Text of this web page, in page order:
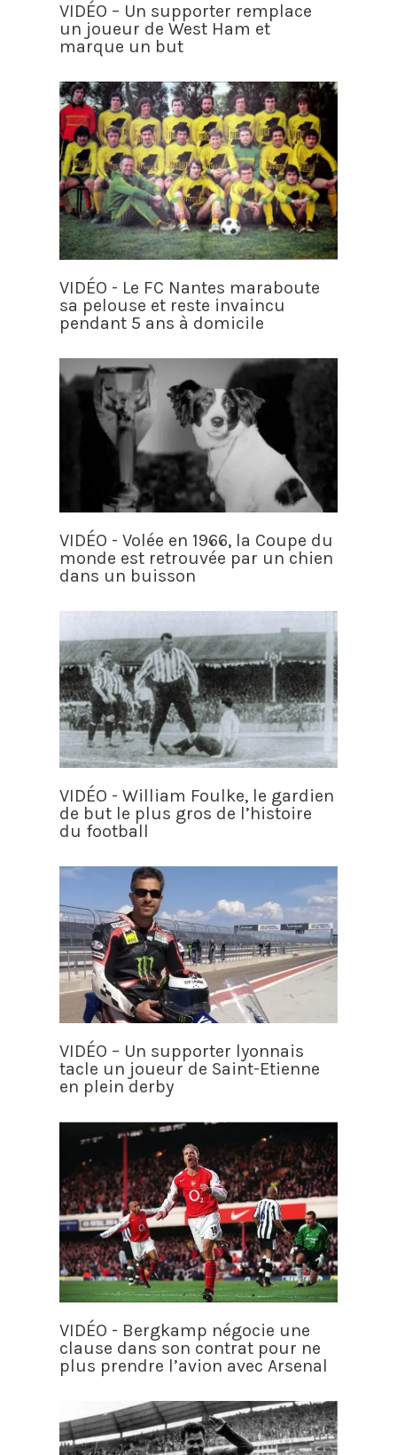
VIDÉO – Un supporter remplace
un joueur de West Ham et
marque un but
VIDÉO - Le FC Nantes maraboute
sa pelouse et reste invaincu
pendant 5 ans à domicile
VIDÉO - Volée en 1966, la Coupe du
monde est retrouvée par un chien
dans un buisson
VIDÉO - William Foulke, le gardien
de but le plus gros de l’histoire
du football
VIDÉO – Un supporter lyonnais
tacle un joueur de Saint-Etienne
en plein derby
VIDÉO - Bergkamp négocie une
clause dans son contrat pour ne
plus prendre l’avion avec Arsenal